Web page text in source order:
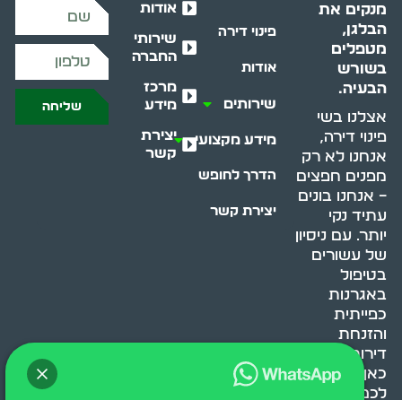
מנקים את
הבלגן,
מטפלים
בשורש
הבעיה.
אצלנו בשי
פינוי דירה,
אנחנו לא רק
מפנים חפצים
– אנחנו בונים
עתיד נקי
יותר. עם ניסיון
של עשורים
בטיפול
באגרנות
כפייתית
והזנחת
דירות, אנחנו
כאן כדי לעזור
לכם
פינוי דירה
אודות
שירותים
מידע מקצועי
הדרך לחופש
יצירת קשר
אודות
שירותי
החברה
מרכז
מידע
יצירת
קשר
שליחה